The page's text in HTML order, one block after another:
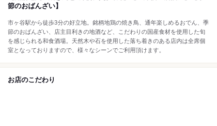
節のおばんざい】
市ヶ谷駅から徒歩3分の好立地。銘柄地鶏の焼き鳥、通年楽しめるおでん、季
節のおばんざい、店主目利きの地酒など、こだわりの国産食材を使用した旬
を感じられる和食酒場。天然木や石を使用した落ち着きのある店内は全席個
室となっておりますので、様々なシーンでご利用頂けます。
お店のこだわり